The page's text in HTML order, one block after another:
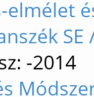
elmélet
SE
-2014